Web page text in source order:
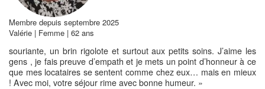
Membre depuis septembre 2025
Valérie | Femme | 62 ans
souriante, un brin rigolote et surtout aux petits soins. J’aime les
gens , je fais preuve d’empath et je mets un point d’honneur à ce
que mes locataires se sentent comme chez eux… mais en mieux
! Avec moi, votre séjour rime avec bonne humeur. »